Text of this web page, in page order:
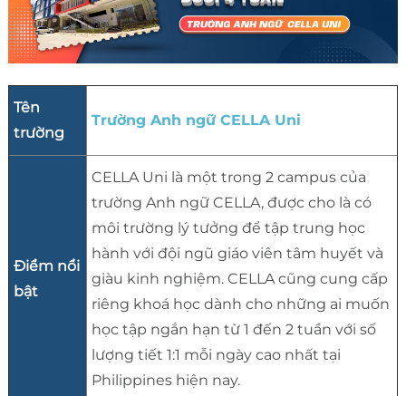
Tên
trường
Trường Anh ngữ CELLA Uni
Điểm nổi
bật
CELLA Uni là một trong 2 campus của
trường Anh ngữ CELLA, được cho là có
môi trường lý tưởng để tập trung học
hành với đội ngũ giáo viên tâm huyết và
giàu kinh nghiệm. CELLA cũng cung cấp
riêng khoá học dành cho những ai muốn
học tập ngắn hạn từ 1 đến 2 tuần với số
lượng tiết 1:1 mỗi ngày cao nhất tại
Philippines hiện nay.